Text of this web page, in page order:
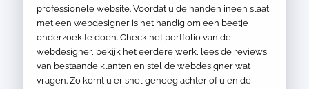
professionele website. Voordat u de handen ineen slaat
met een webdesigner is het handig om een beetje
onderzoek te doen. Check het portfolio van de
webdesigner, bekijk het eerdere werk, lees de reviews
van bestaande klanten en stel de webdesigner wat
vragen. Zo komt u er snel genoeg achter of u en de